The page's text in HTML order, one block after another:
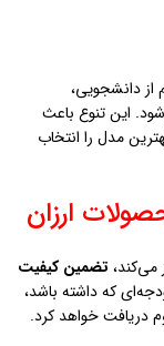
از دانشجویی،
این تنوع باعث
مدل را انتخاب
ارزان
می‌کند، تضمین کیفیت
که داشته باشد،
خواهد کرد.